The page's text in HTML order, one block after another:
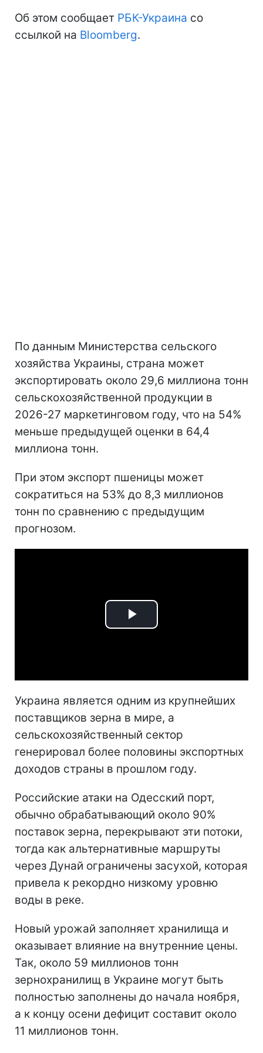
Об этом сообщает РБК-Украина со
ссылкой на Bloomberg.
По данным Министерства сельского
хозяйства Украины, страна может
экспортировать около 29,6 миллиона тонн
сельскохозяйственной продукции в
2026-27 маркетинговом году, что на 54%
меньше предыдущей оценки в 64,4
миллиона тонн.
При этом экспорт пшеницы может
сократиться на 53% до 8,3 миллионов
тонн по сравнению с предыдущим
прогнозом.
Play
Украина является одним из крупнейших
поставщиков зерна в мире, а
сельскохозяйственный сектор
генерировал более половины экспортных
доходов страны в прошлом году.
Российские атаки на Одесский порт,
обычно обрабатывающий около 90%
поставок зерна, перекрывают эти потоки,
тогда как альтернативные маршруты
через Дунай ограничены засухой, которая
привела к рекордно низкому уровню
воды в реке.
Новый урожай заполняет хранилища и
оказывает влияние на внутренние цены.
Так, около 59 миллионов тонн
зернохранилищ в Украине могут быть
полностью заполнены до начала ноября,
а к концу осени дефицит составит около
11 миллионов тонн.